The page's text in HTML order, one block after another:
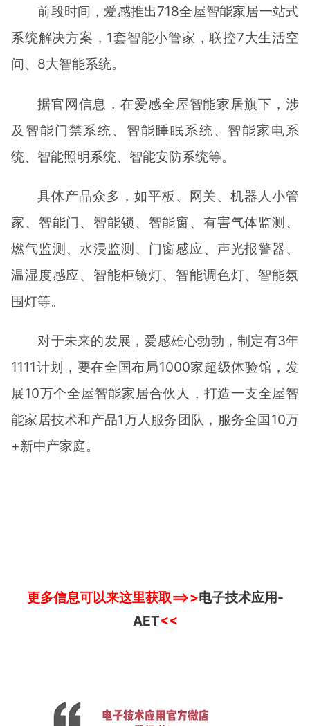
前段时间，爱感推出718全屋智能家居一站式
系统解决方案，1套智能小管家，联控7大生活空
间、8大智能系统。
据官网信息，在爱感全屋智能家居旗下，涉
及智能门禁系统、智能睡眠系统、智能家电系
统、智能照明系统、智能安防系统等。
具体产品众多，如平板、网关、机器人小管
家、智能门、智能锁、智能窗、有害气体监测、
燃气监测、水浸监测、门窗感应、声光报警器、
温湿度感应、智能柜镜灯、智能调色灯、智能氛
围灯等。
对于未来的发展，爱感雄心勃勃，制定有3年
1111计划，要在全国布局1000家超级体验馆，发
展10万个全屋智能家居合伙人，打造一支全屋智
能家居技术和产品1万人服务团队，服务全国10万
+新中产家庭。
更多信息可以来这里获取==>>电子技术应用-
AET<<